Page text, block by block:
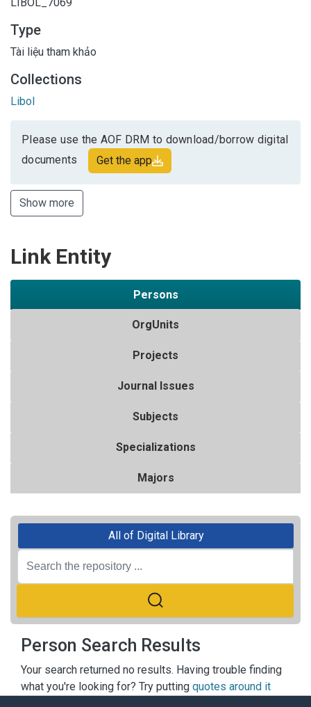
Type
Tài liệu tham khảo
Collections
Libol
Please use the AOF DRM to download/borrow digital
documents
Get the app
Show more
Link Entity
Persons
OrgUnits
Projects
Journal Issues
Subjects
Specializations
Majors
All of Digital Library
Person Search Results
Your search returned no results. Having trouble finding
what you're looking for? Try putting quotes around it